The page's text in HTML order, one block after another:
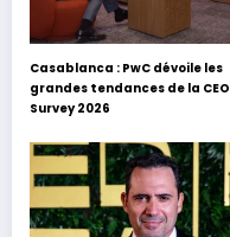
Casablanca : PwC dévoile les
grandes tendances de la CEO
Survey 2026